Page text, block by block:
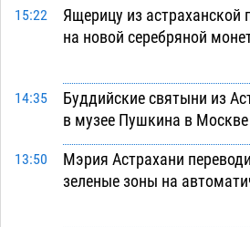
15:22
Ящерицу из астраханской
на новой серебряной
14:35
Буддийские святыни из
в музее Пушкина в Москве
13:50
Мэрия Астрахани
зеленые зоны на